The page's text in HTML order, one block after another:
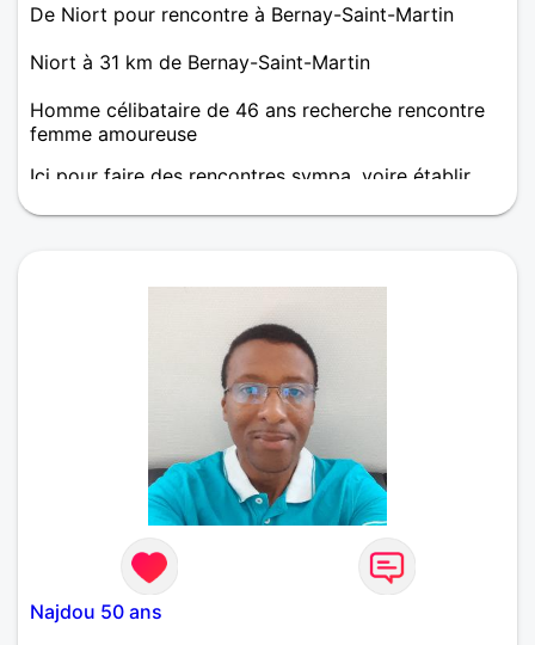
De Niort pour rencontre à Bernay-Saint-Martin
Niort à 31 km de Bernay-Saint-Martin
Homme célibataire de 46 ans recherche rencontre
femme amoureuse
Ici pour faire des rencontres sympa, voire établir
Najdou 50 ans